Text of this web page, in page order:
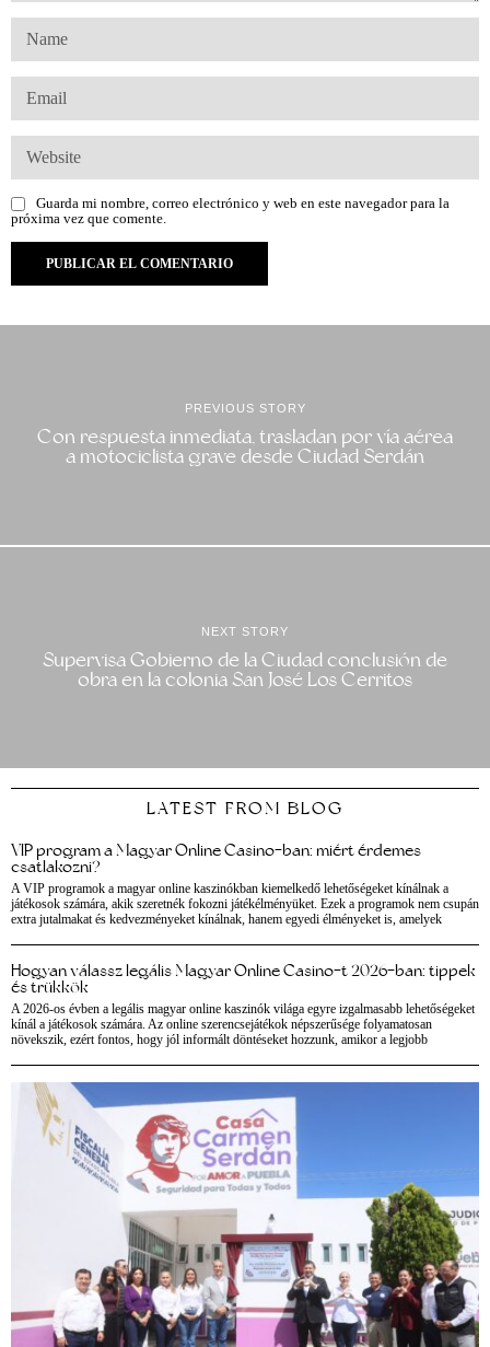
Guarda mi nombre, correo electrónico y web en este navegador para la
próxima vez que comente.
PREVIOUS STORY
Con respuesta inmediata, trasladan por vía aérea
a motociclista grave desde Ciudad Serdán
NEXT STORY
Supervisa Gobierno de la Ciudad conclusión de
obra en la colonia San José Los Cerritos
LATEST FROM BLOG
VIP program a Magyar Online Casino-ban: miért érdemes
csatlakozni?
A VIP programok a magyar online kaszinókban kiemelkedő lehetőségeket kínálnak a
játékosok számára, akik szeretnék fokozni játékélményüket. Ezek a programok nem csupán
extra jutalmakat és kedvezményeket kínálnak, hanem egyedi élményeket is, amelyek
Hogyan válassz legális Magyar Online Casino-t 2026-ban: tippek
és trükkök
A 2026-os évben a legális magyar online kaszinók világa egyre izgalmasabb lehetőségeket
kínál a játékosok számára. Az online szerencsejátékok népszerűsége folyamatosan
növekszik, ezért fontos, hogy jól informált döntéseket hozzunk, amikor a legjobb